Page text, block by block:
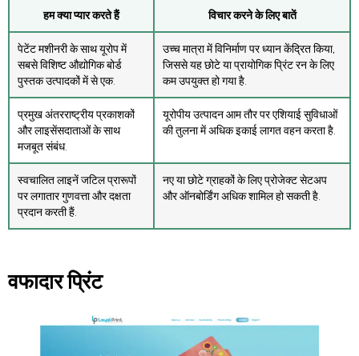
हम क्या प्यार करते हैं विचार करने के लिए बातें
पेटेंट मशीनरी के साथ यूरोप में
सबसे विशिष्ट औद्योगिक बोर्ड
पुस्तक उत्पादकों में से एक.
उच्च मात्रा में विनिर्माण पर ध्यान केंद्रित किया,
जिससे यह छोटे या प्रायोगिक प्रिंट रन के लिए
कम उपयुक्त हो गया है.
प्रमुख अंतरराष्ट्रीय प्रकाशकों
और लाइसेंसदाताओं के साथ
मजबूत संबंध.
यूरोपीय उत्पादन आम तौर पर एशियाई सुविधाओं
की तुलना में अधिक इकाई लागत वहन करता है.
स्वचालित लाइनें जटिल प्रारूपों
पर लगातार गुणवत्ता और दक्षता
प्रदान करती हैं.
नए या छोटे ग्राहकों के लिए प्रोजेक्ट सेटअप
और ऑनबोर्डिंग अधिक शामिल हो सकती है.
वफादार प्रिंट